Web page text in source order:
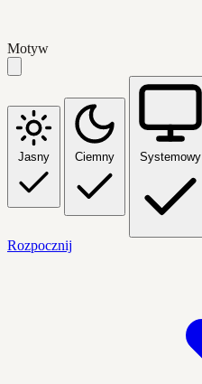
Motyw
Jasny Ciemny Systemowy
Rozpocznij